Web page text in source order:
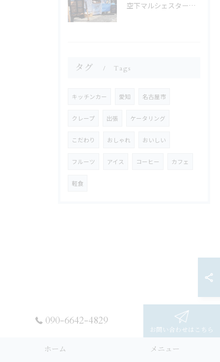
空下マルシェスタートです!!!🫶
タグ Tags
キッチンカー 愛知 名古屋市
クレープ 出張 ケータリング
こだわり おしゃれ おいしい
フルーツ アイス コーヒー カフェ
軽食
090-6642-4829
お問い合わせはこちら
ホーム メニュー